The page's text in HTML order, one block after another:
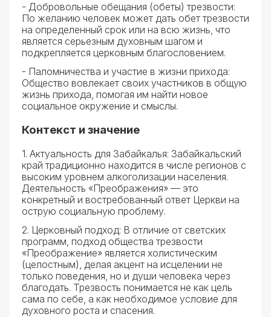
- Добровольные обещания (обеты) трезвости:
По желанию человек может дать обет трезвости
на определенный срок или на всю жизнь, что
является серьезным духовным шагом и
подкрепляется церковным благословением.
- Паломничества и участие в жизни прихода:
Общество вовлекает своих участников в общую
жизнь прихода, помогая им найти новое
социальное окружение и смыслы.
Контекст и значение
1. Актуальность для Забайкалья: Забайкальский
край традиционно находится в числе регионов с
высоким уровнем алкоголизации населения.
Деятельность «Преображения» — это
конкретный и востребованный ответ Церкви на
острую социальную проблему.
2. Церковный подход: В отличие от светских
программ, подход общества трезвости
«Преображение» является холистическим
(целостным), делая акцент на исцелении не
только поведения, но и души человека через
благодать. Трезвость понимается не как цель
сама по себе, а как необходимое условие для
духовного роста и спасения.